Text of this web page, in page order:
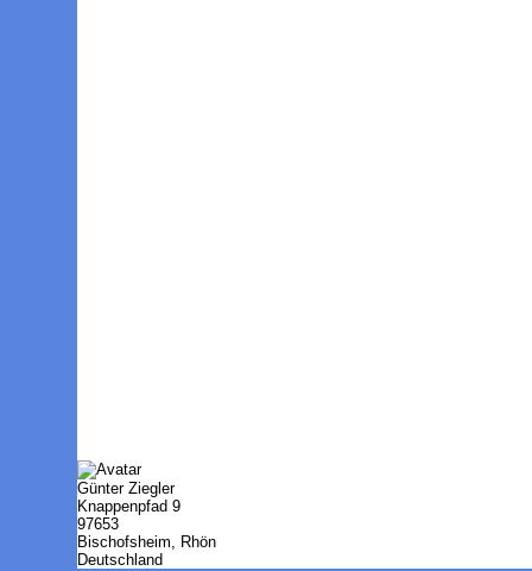
Günter Ziegler
Knappenpfad 9
97653
Bischofsheim, Rhön
Deutschland